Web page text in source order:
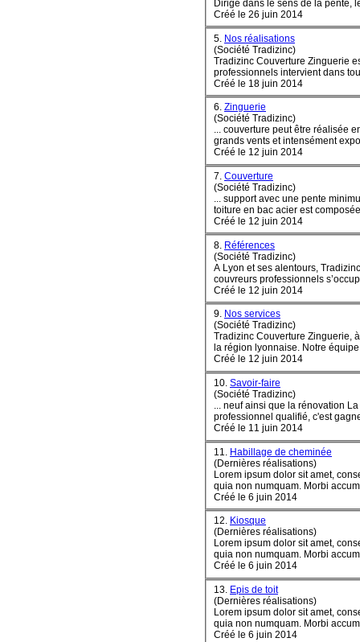
Dirigé dans le sens de la pente,
Créé le 26 juin 2014
5. Nos réalisations
(Société Tradizinc)
Tradizinc Couverture Zinguerie
professionnels intervient dans
Créé le 18 juin 2014
6. Zinguerie
(Société Tradizinc)
... couverture peut être réalisée en : Zinc Cuivre Inox Elle est particulièrement adaptée aux régions montagneuses
grands vents et intensément ex
Créé le 12 juin 2014
7. Couverture
(Société Tradizinc)
... support avec une pente minimum, propre
toiture en bac acier est composé
Créé le 12 juin 2014
8. Références
(Société Tradizinc)
A Lyon et ses alentours,
couvreurs professionnels
Créé le 12 juin 2014
9. Nos services
(Société Tradizinc)
Tradizinc Couverture Zinguerie,
la région lyonnaise. Notre
Créé le 12 juin 2014
10. Savoir-faire
(Société Tradizinc)
... neuf ainsi que la rénovation La
Créé le 11 juin 2014
11. Habillage de cheminée
(Dernières réalisations)
Lorem ipsum dolor sit amet,
quia non
Créé le 6 juin 2014
12. Kiosque
(Dernières réalisations)
Lorem ipsum dolor sit amet,
quia non
Créé le 6 juin 2014
13. Epis de toit
(Dernières réalisations)
Lorem ipsum dolor sit amet,
quia non
Créé le 6 juin 2014